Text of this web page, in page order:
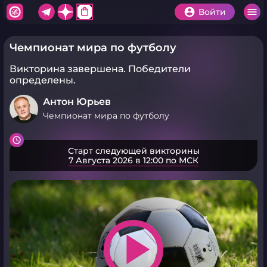
shopping_bag Войти
Чемпионат мира по футболу
Викторина завершена. Победители
определены.
Антон Юрьев
Чемпионат мира по футболу
Старт следующей викторины
7 Августа 2026 в 12:00 по МСК
play_arrow